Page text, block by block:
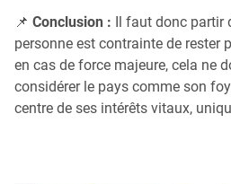
📌 Conclusion : Il faut donc partir
personne est contrainte de rester
en cas de force majeure, cela ne
considérer le pays comme son
centre de ses intérêts vitaux,